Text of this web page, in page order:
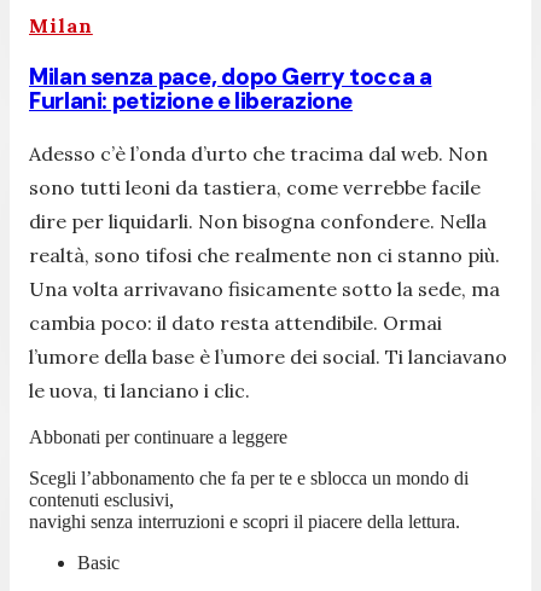
Milan
Milan senza pace, dopo Gerry tocca a
Furlani: petizione e liberazione
Adesso c’è l’onda d’urto che tracima dal web. Non
sono tutti leoni da tastiera, come verrebbe facile
dire per liquidarli. Non bisogna confondere. Nella
realtà, sono tifosi che realmente non ci stanno più.
Una volta arrivavano fisicamente sotto la sede, ma
cambia poco: il dato resta attendibile. Ormai
l’umore della base è l’umore dei social. Ti lanciavano
le uova, ti lanciano i clic.
Abbonati per continuare a leggere
Scegli l’abbonamento che fa per te e sblocca un mondo di
contenuti esclusivi,
navighi senza interruzioni e scopri il piacere della lettura.
Basic